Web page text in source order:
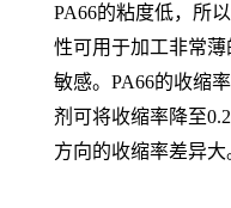
PA66的粘度低，所
性可用于加工非常
敏感。PA66的收缩
剂可将收缩率降至
方向的收缩率差异大